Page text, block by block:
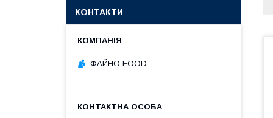
КОНТАКТИ
ФАЙНО FOOD